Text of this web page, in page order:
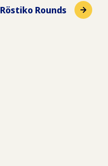
Röstiko Rounds